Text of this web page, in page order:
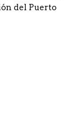
del Puerto